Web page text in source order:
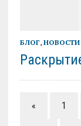
БЛОГ,
« 1